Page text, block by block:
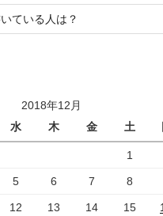
ている人は？
2018年12月
水
木 金 土
1
5 6 7 8
12 13 14 15